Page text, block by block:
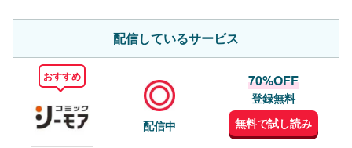
配信しているサービス
おすすめ
配信中
70%OFF
登録無料
無料で試し読み